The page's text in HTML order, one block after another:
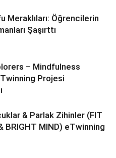
Meraklıları: Öğrencilerin
Şaşırttı
– Mindfulness
Projesi
& Parlak Zihinler (FIT
BRIGHT MIND) eTwinning